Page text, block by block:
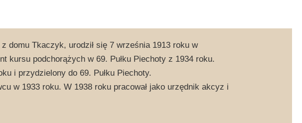
domu Tkaczyk, urodził się 7 września 1913 roku w
kursu podchorążych w 69. Pułku Piechoty z 1934 roku.
i przydzielony do 69. Pułku Piechoty.
w 1933 roku. W 1938 roku pracował jako urzędnik akcyz i